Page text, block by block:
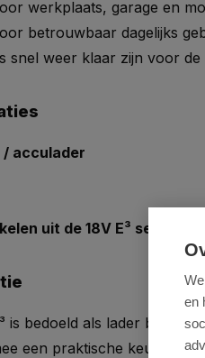
werkplaats, garage en
betrouwbaar dagelijks
snel weer klaar zijn voor de
/ acculader
uit de 18V E³ serie
is bedoeld als lader binnen
een praktische keuze
en